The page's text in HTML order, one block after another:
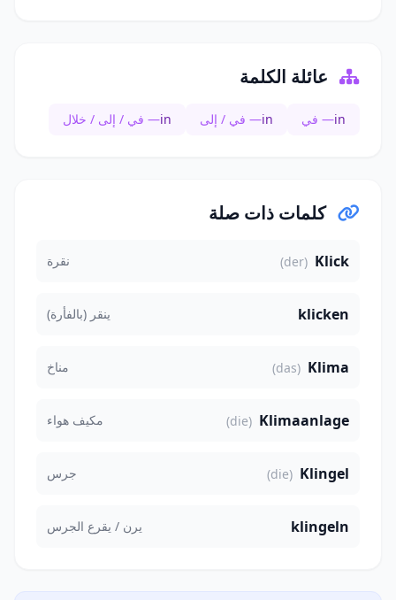
عائلة الكلمة
in— في in— في / إلى in— في / إلى / خلال
كلمات ذات صلة
Klick
(der) نقرة
klicken ينقر (بالفأرة)
Klima
(das) مناخ
Klimaanlage
(die) مكيف هواء
Klingel
(die) جرس
klingeln يرن / يقرع الجرس